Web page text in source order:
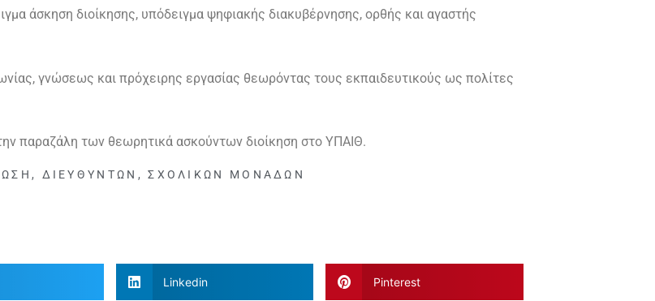
άσκηση διοίκησης, υπόδειγμα ψηφιακής διακυβέρνησης, ορθής και αγαστής
γνώσεως και πρόχειρης εργασίας θεωρόντας τους εκπαιδευτικούς ως πολίτες
παραζάλη των θεωρητικά ασκούντων διοίκηση στο ΥΠΑΙΘ.
, ΔΙΕΥΘΥΝΤΏΝ ,ΣΧΟΛΙΚΏΝ ΜΟΝΆΔΩΝ
Linkedin Pinterest